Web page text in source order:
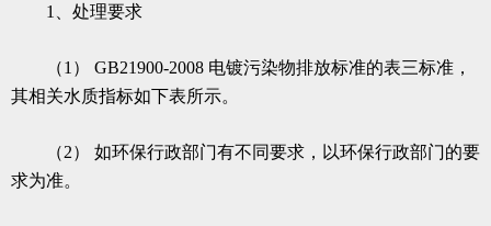
1、处理要求
（1） GB21900-2008 电镀污染物排放标准的表三标准，
其相关水质指标如下表所示。
（2） 如环保行政部门有不同要求，以环保行政部门的要
求为准。